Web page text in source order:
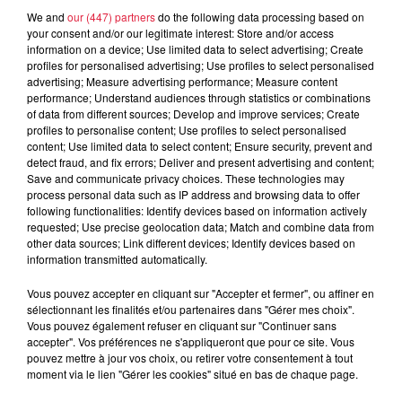
À découvrir également
We and our (447) partnersdo the following data processing based on
your consent and/or our legitimate interest: Store and/or access
information on a device; Use limited data to select advertising; Create
profiles for personalised advertising; Use profiles to select personalised
advertising; Measure advertising performance; Measure content
performance; Understand audiences through statistics or combinations
of data from different sources; Develop and improve services; Create
profiles to personalise content; Use profiles to select personalised
content; Use limited data to select content; Ensure security, prevent and
detect fraud, and fix errors; Deliver and present advertising and content;
Save and communicate privacy choices. These technologies may
process personal data such as IP address and browsing data to offer
following functionalities: Identify devices based on information actively
requested; Use precise geolocation data; Match and combine data from
other data sources; Link different devices; Identify devices based on
information transmitted automatically.
Vous pouvez accepter en cliquant sur "Accepter et fermer", ou affiner en
sélectionnant les finalités et/ou partenaires dans "Gérer mes choix".
Vous pouvez également refuser en cliquant sur "Continuer sans
accepter". Vos préférences ne s'appliqueront que pour ce site. Vous
pouvez mettre à jour vos choix, ou retirer votre consentement à tout
moment via le lien "Gérer les cookies" situé en bas de chaque page.